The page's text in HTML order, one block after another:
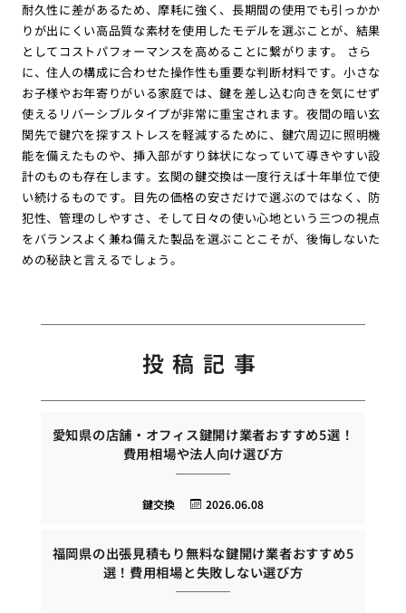
耐久性に差があるため、摩耗に強く、長期間の使用でも引っかか
りが出にくい高品質な素材を使用したモデルを選ぶことが、結果
としてコストパフォーマンスを高めることに繋がります。 さら
に、住人の構成に合わせた操作性も重要な判断材料です。小さな
お子様やお年寄りがいる家庭では、鍵を差し込む向きを気にせず
使えるリバーシブルタイプが非常に重宝されます。夜間の暗い玄
関先で鍵穴を探すストレスを軽減するために、鍵穴周辺に照明機
能を備えたものや、挿入部がすり鉢状になっていて導きやすい設
計のものも存在します。玄関の鍵交換は一度行えば十年単位で使
い続けるものです。目先の価格の安さだけで選ぶのではなく、防
犯性、管理のしやすさ、そして日々の使い心地という三つの視点
をバランスよく兼ね備えた製品を選ぶことこそが、後悔しないた
めの秘訣と言えるでしょう。
投稿記事
愛知県の店舗・オフィス鍵開け業者おすすめ5選！
費用相場や法人向け選び方
2026.06.08
鍵交換
福岡県の出張見積もり無料な鍵開け業者おすすめ5
選！費用相場と失敗しない選び方